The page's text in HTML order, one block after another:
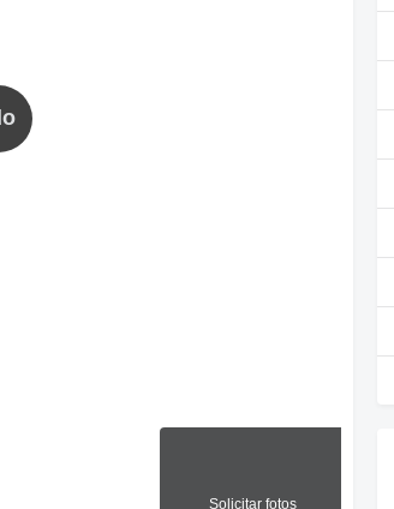
Solicitar fotos